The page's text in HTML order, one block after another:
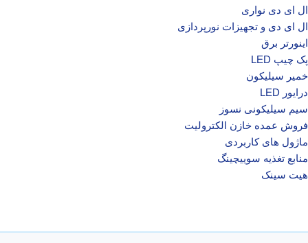
ال ای دی‌ نواری
ال‌ ای‌ دی و تجهیزات نورپردازی
اینورتر برق
پک چیپ LED
خمیر سیلیکون
درایور LED
سیم سیلیکونی نسوز
فروش عمده خازن الکترولیت
ماژول های کاربردی
منابع تغذیه سوییچینگ
هیت سینک